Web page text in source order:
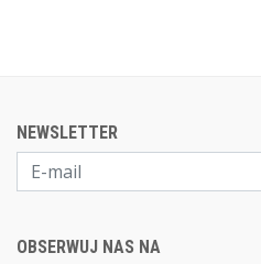
NEWSLETTER
OBSERWUJ NAS NA